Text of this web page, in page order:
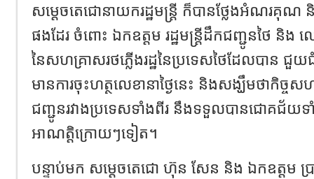
សម្តេចតេជោនាយករដ្ឋមន្រ្តី ក៏បានថ្លែងអំណរគុណ
ផងដែរ ចំពោះ ឯកឧត្តម រដ្ឋមន្រ្តីដឹកជញ្ជូនថៃ និង
នៃសហគ្រាសរថភ្លើងរដ្ឋនៃប្រទេសថៃដែលបាន ជួ
មានការចុះហត្ថលេខានាថ្ងៃនេះ និងសង្ឃឹមថាកិច្ច
ជញ្ជូនរវាងប្រទេសទាំងពីរ នឹងទទួលបានជោគជ័យទ
អាណត្តិក្រោយៗទៀត។
បន្ទាប់មក សម្តេចតេជោ ហ៊ុន សែន និង ឯកឧត្តម ប្